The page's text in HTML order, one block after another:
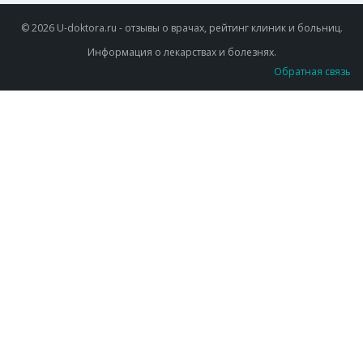
© 2026 U-doktora.ru - отзывы о врачах, рейтинг клиник и больниц.
Информация о лекарствах и болезнях.
Обратная связь